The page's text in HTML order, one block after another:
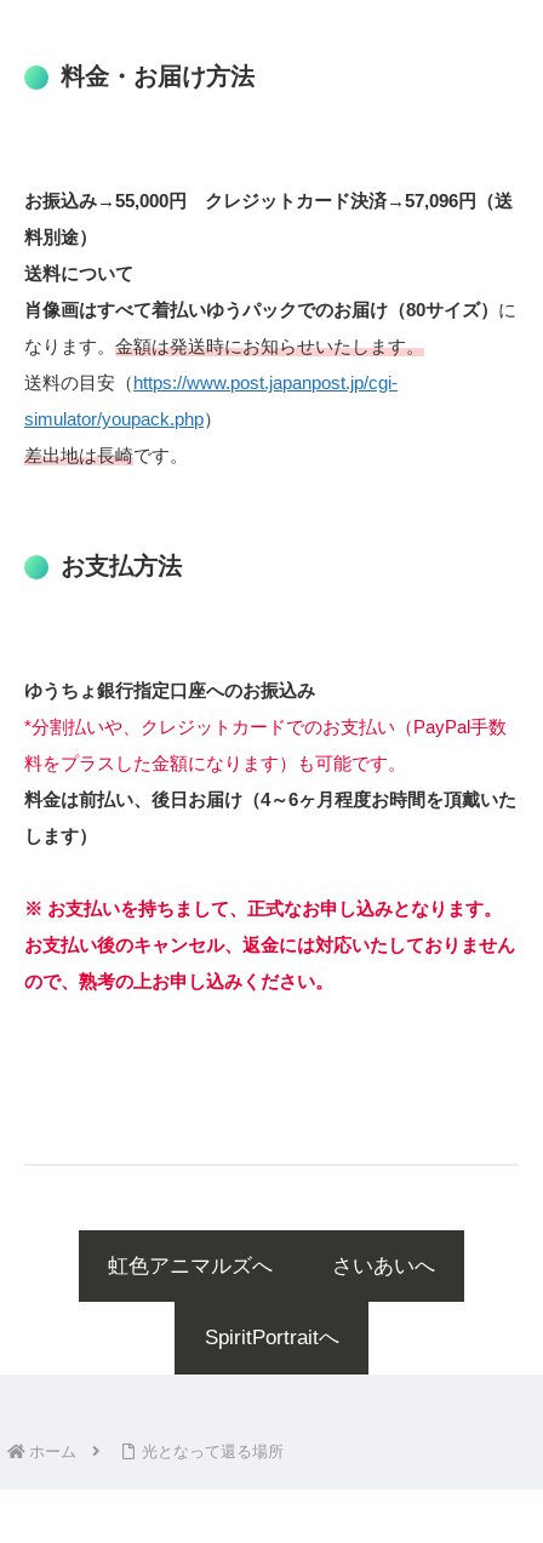
料金・お届け方法
お振込み→55,000円 クレジットカード決済→57,096円（送
料別途）
送料について
肖像画はすべて着払いゆうパックでのお届け（80サイズ） に
なります。 金額は発送時にお知らせいたします。
送料の目安（https://www.post.japanpost.jp/cgi-
simulator/youpack.php）
差出地は長崎です。
お支払方法
ゆうちょ銀行指定口座へのお振込み
*分割払いや、クレジットカードでのお支払い（PayPal手数
料をプラスした金額になります）も可能です。
料金は前払い、後日お届け（4～6ヶ月程度お時間を頂戴いた
します）
※ お支払いを持ちまして、正式なお申し込みとなります。
お支払い後のキャンセル、返金には対応いたしておりません
ので、熟考の上お申し込みください。
虹色アニマルズへ さいあいへ
SpiritPortraitへ
ホーム 光となって還る場所